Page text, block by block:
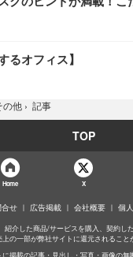
るオフィス】
の他 › 記事
TOP
Home X
合せ 広告掲載 会社概要 個
紹介した商品/サービスを購入、契約した
上の一部が弊社サイトに還元されること
に掲載の記事・見出し・写真・画像の無